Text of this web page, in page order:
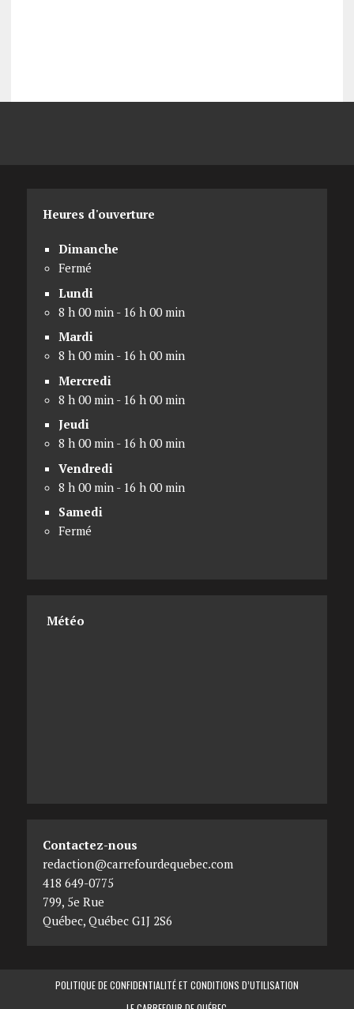
Heures d'ouverture
Dimanche
Fermé
Lundi
8 h 00 min - 16 h 00 min
Mardi
8 h 00 min - 16 h 00 min
Mercredi
8 h 00 min - 16 h 00 min
Jeudi
8 h 00 min - 16 h 00 min
Vendredi
8 h 00 min - 16 h 00 min
Samedi
Fermé
Météo
Contactez-nous
redaction@carrefourdequebec.com
418 649-0775
799, 5e Rue
Québec, Québec G1J 2S6
POLITIQUE DE CONFIDENTIALITÉ ET CONDITIONS D’UTILISATION